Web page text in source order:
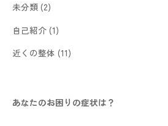
未分類 (2)
自己紹介 (1)
近くの整体 (11)
あなたのお困りの症状は？